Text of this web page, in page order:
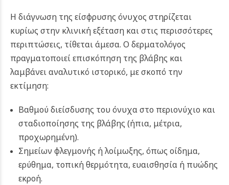
Η διάγνωση της είσφρυσης όνυχος στηρίζεται
κυρίως στην κλινική εξέταση και στις περισσότερες
περιπτώσεις, τίθεται άμεσα. Ο δερματολόγος
πραγματοποιεί επισκόπηση της βλάβης και
λαμβάνει αναλυτικό ιστορικό, με σκοπό την
εκτίμηση:
Βαθμού διείσδυσης του όνυχα στο περιονύχιο και
σταδιοποίησης της βλάβης (ήπια, μέτρια,
προχωρημένη).
Σημείων φλεγμονής ή λοίμωξης, όπως οίδημα,
ερύθημα, τοπική θερμότητα, ευαισθησία ή πυώδης
εκροή.